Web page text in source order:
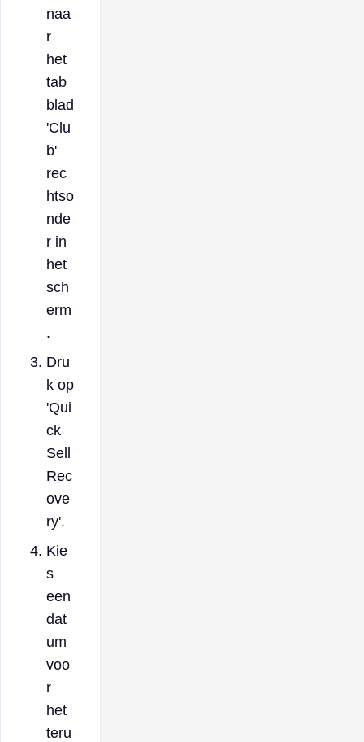
naa
r
het
tab
blad
'Clu
b'
rec
htso
nde
r in
het
sch
erm
.
Dru
k op
'Qui
ck
Sell
Rec
ove
ry'.
Kie
s
een
dat
um
voo
r
het
teru